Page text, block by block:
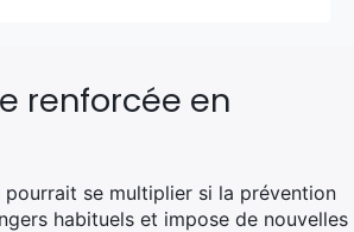
renforcée en
pourrait se multiplier si la prévention
habituels et impose de nouvelles